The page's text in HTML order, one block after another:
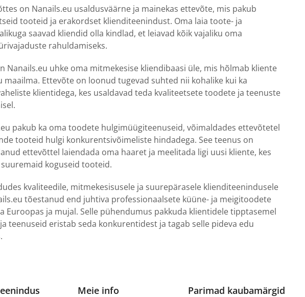
on Nanails.eu usaldusväärne ja mainekas ettevõte, mis pakub
tooteid ja erakordset klienditeenindust. Oma laia toote- ja
saavad kliendid olla kindlad, et leiavad kõik vajaliku oma
rahuldamiseks.
Nanails.eu uhke oma mitmekesise kliendibaasi üle, mis hõlmab kliente
maailma. Ettevõte on loonud tugevad suhted nii kohalike kui ka
klientidega, kes usaldavad teda kvaliteetsete toodete ja teenuste
pakub ka oma toodete hulgimüügiteenuseid, võimaldades ettevõtetel
tooteid hulgi konkurentsivõimeliste hindadega. See teenus on
ettevõttel laiendada oma haaret ja meelitada ligi uusi kliente, kes
koguseid tooteid.
kvaliteedile, mitmekesisusele ja suurepärasele klienditeenindusele
tõestanud end juhtiva professionaalsete küüne- ja meigitoodete
Euroopas ja mujal. Selle pühendumus pakkuda klientidele tipptasemel
teenuseid eristab seda konkurentidest ja tagab selle pideva edu
Meie info Parimad kaubamärgid